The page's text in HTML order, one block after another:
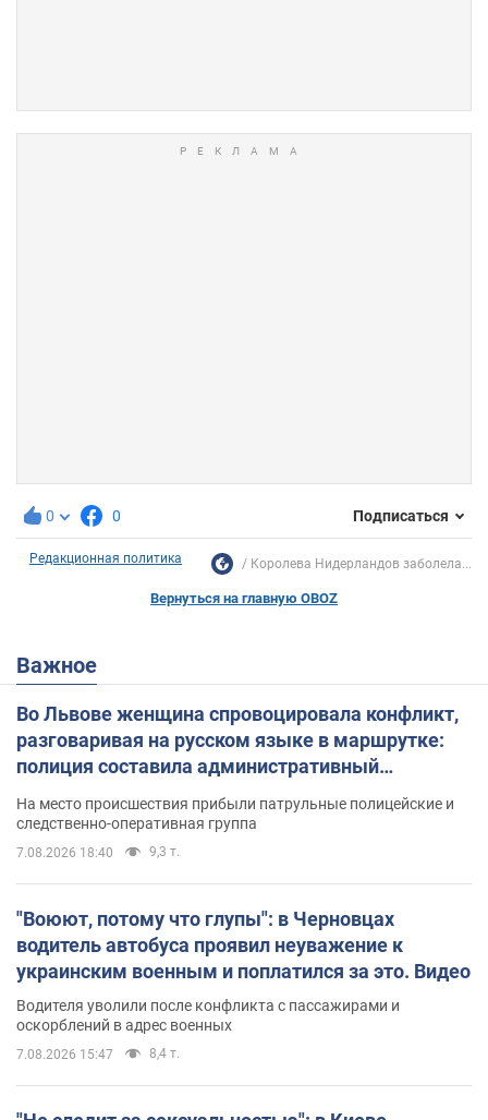
0 0 Подписаться
Редакционная политика Королева Нидерландов заболела...
Вернуться на главную OBOZ
Важное
Во Львове женщина спровоцировала конфликт,
разговаривая на русском языке в маршрутке:
полиция составила административный
На место происшествия прибыли патрульные полицейские и
следственно-оперативная группа
7.08.2026 18:40 9,3 т.
"Воюют, потому что глупы": в Черновцах
водитель автобуса проявил неуважение к
украинским военным и поплатился за это. Видео
Водителя уволили после конфликта с пассажирами и
оскорблений в адрес военных
7.08.2026 15:47 8,4 т.